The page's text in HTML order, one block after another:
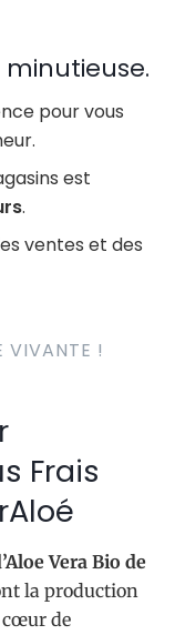
pour vous
est
.
ventes et des
VIVANTE !
Frais
Vera Bio de
la production
cœur de